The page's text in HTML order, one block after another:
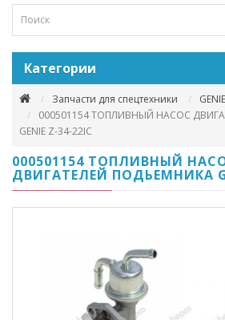
Категории
Запчасти для спецтехники
GENIE
000501154 ТОПЛИВНЫЙ НАСОС
GENIE Z-34-22IC
000501154 ТОПЛИВНЫЙ
ДВИГАТЕЛЕЙ ПОДЬЕМНИКА